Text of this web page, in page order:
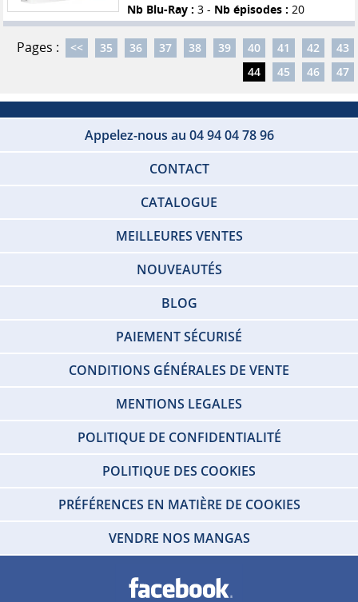
Nb Blu-Ray : 3 - Nb épisodes : 20
Pages : << 35 36 37 38 39 40 41 42
43
44
45 46 47
Appelez-nous au 04 94 04 78 96
CONTACT
CATALOGUE
MEILLEURES VENTES
NOUVEAUTÉS
BLOG
PAIEMENT SÉCURISÉ
CONDITIONS GÉNÉRALES DE VENTE
MENTIONS LEGALES
POLITIQUE DE CONFIDENTIALITÉ
POLITIQUE DES COOKIES
PRÉFÉRENCES EN MATIÈRE DE COOKIES
VENDRE NOS MANGAS